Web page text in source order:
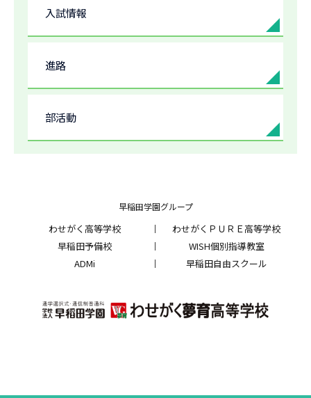
入試情報
進路
部活動
早稲田学園グループ
わせがく高等学校
わせがくＰＵＲＥ高等学校
早稲田予備校
WISH個別指導教室
ADMi
早稲田自由スクール